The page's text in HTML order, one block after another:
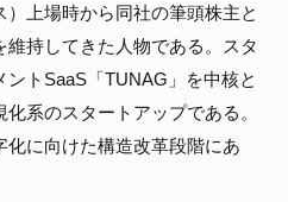
上場時から同社の筆頭株主と
維持してきた人物である。スタ
ントSaaS「TUNAG」を中核と
系のスタートアップである。
に向けた構造改革段階にあ